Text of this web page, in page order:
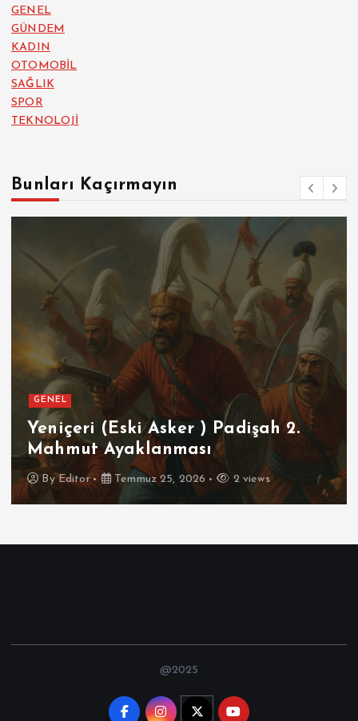
GENEL
GÜNDEM
KADIN
OTOMOBİL
SAĞLIK
SPOR
TEKNOLOJİ
Bunları Kaçırmayın
GENEL
Yeniçeri (Eski Asker ) Padişah 2.
Mahmut Ayaklanması
ByEditor Temmuz 25, 2026 2 views
@2025